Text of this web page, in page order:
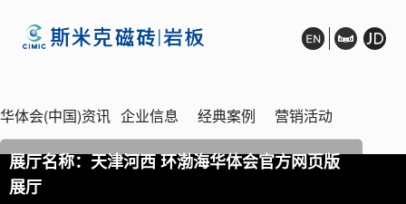
华体会(中国)资讯 企业信息 经典案例 营销活动
全国招商
展厅名称：天津河西 环渤海华体会官方网页版
展厅